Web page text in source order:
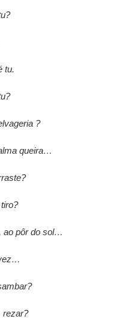
tu.
?
queira…
ao pôr do sol…